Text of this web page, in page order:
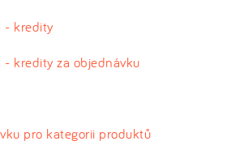
- kredity
- kredity za objednávku
pro kategorii produktů